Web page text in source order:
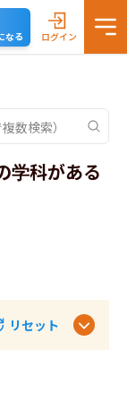
なる ログイン
学科がある
リセット